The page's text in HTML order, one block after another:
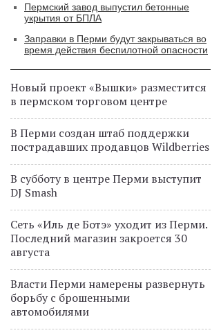
Пермский завод выпустил бетонные
укрытия от БПЛА
Заправки в Перми будут закрываться во
время действия беспилотной опасности
Новый проект «Вышки» разместится
в пермском торговом центре
В Перми создан штаб поддержки
пострадавших продавцов Wildberries
В субботу в центре Перми выступит
DJ Smash
Сеть «Иль де Ботэ» уходит из Перми.
Последний магазин закроется 30
августа
Власти Перми намерены развернуть
борьбу с брошенными
автомобилями